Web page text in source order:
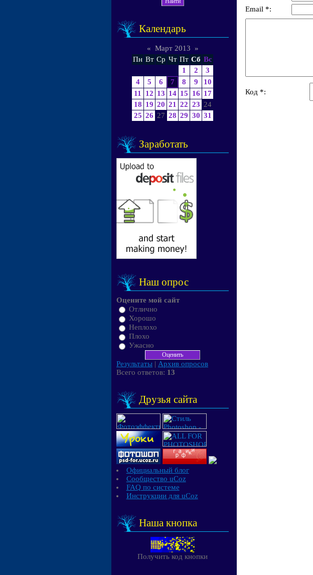
Календарь
« Март 2013
»
Пн Вт Ср Чт Пт Сб Вс
1
2
3
4
5 6 7 8 9
10
11
12 13 14 15 16 17
18 19 20 21 22 23 24
25 26 27 28 29 30 31
Заработать
Наш опрос
Оцените мой сайт
Отлично
Хорошо
Неплохо
Плохо
Ужасно
Результаты | Архив опросов
Всего ответов: 13
Друзья сайта
Официальный блог
Сообщество uCoz
FAQ по системе
Инструкции для uCoz
Наша кнопка
Получить код кнопки
Email *:
Код *: